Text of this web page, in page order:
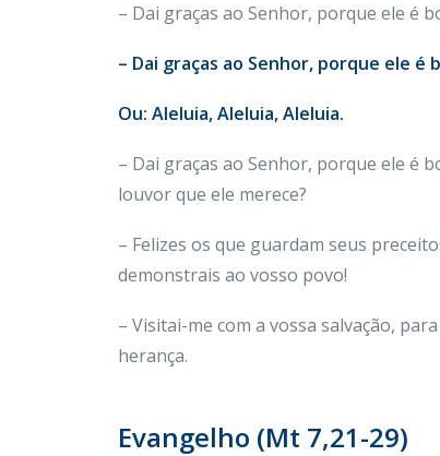
– Dai graças ao Senhor, porque ele é
– Dai graças ao Senhor, porque ele é
Ou: Aleluia, Aleluia, Aleluia.
– Dai graças ao Senhor, porque ele é
louvor que ele merece?
– Felizes os que guardam seus
demonstrais ao vosso povo!
– Visitai-me com a vossa salvação,
herança.
Evangelho (Mt 7,21-29)